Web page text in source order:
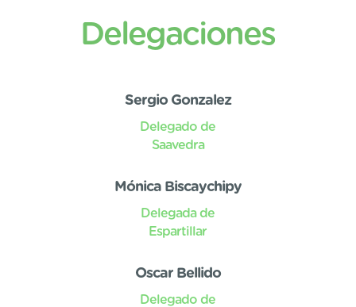
Delegaciones
Sergio Gonzalez
Delegado de
Saavedra
Mónica Biscaychipy
Delegada de
Espartillar
Oscar Bellido
Delegado de